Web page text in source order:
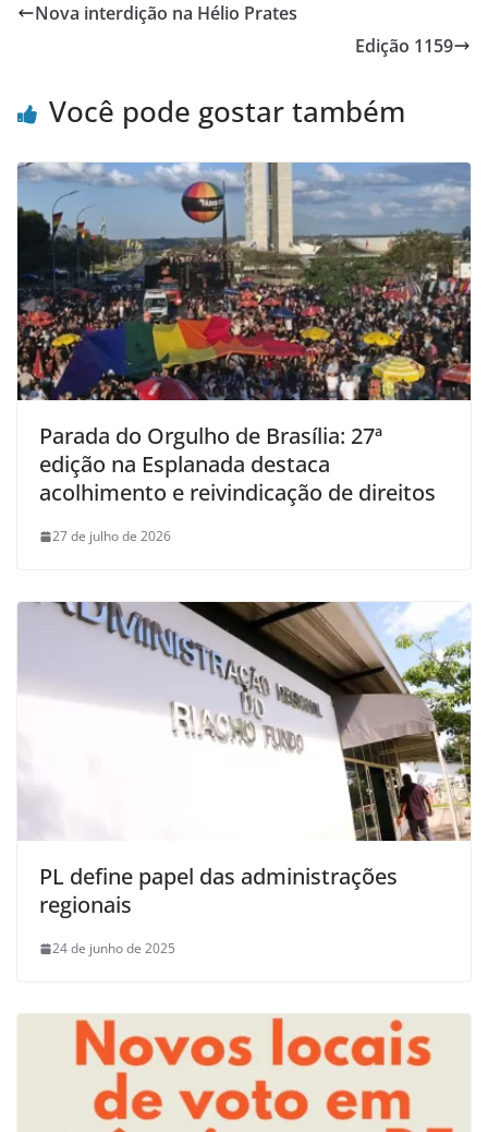
Nova interdição na Hélio Prates
Edição 1159
Você pode gostar também
Parada do Orgulho de Brasília: 27ª
edição na Esplanada destaca
acolhimento e reivindicação de direitos
27 de julho de 2026
PL define papel das administrações
regionais
24 de junho de 2025